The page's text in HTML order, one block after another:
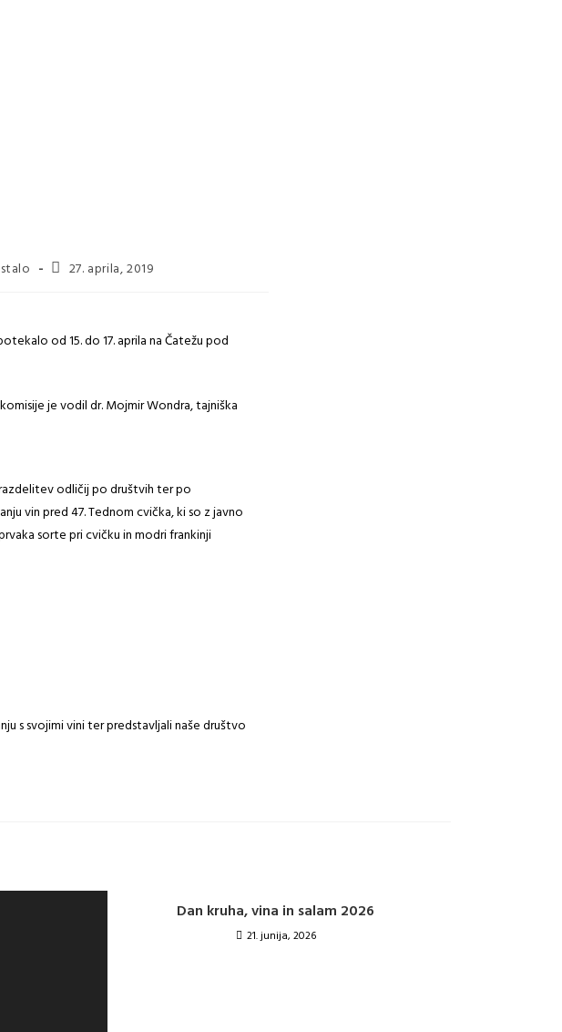
27. aprila, 2019
od 15. do 17. aprila na Čatežu pod
je vodil dr. Mojmir Wondra, tajniška
odličij po društvih ter po
vin pred 47. Tednom cvička, ki so z javno
sorte pri cvičku in modri frankinji
s svojimi vini ter predstavljali naše društvo
Dan kruha, vina in salam 2026
21. junija, 2026